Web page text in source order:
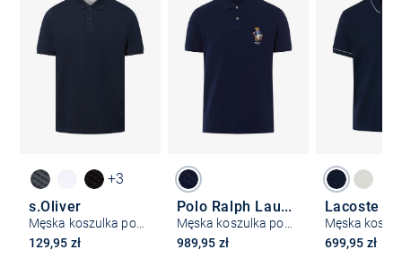
+3
s.Oliver
Męska koszulka polo
129,95 zł
Polo Ralph Lauren
989,95 zł
Lacoste
699,95 zł